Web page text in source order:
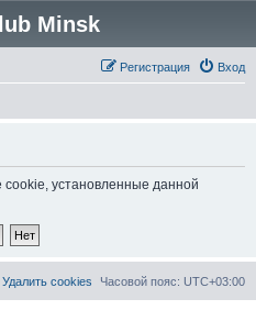
Minsk
Вход
Регистрация
cookie, установленные данной
Часовой пояс: UTC+03:00
Удалить cookies